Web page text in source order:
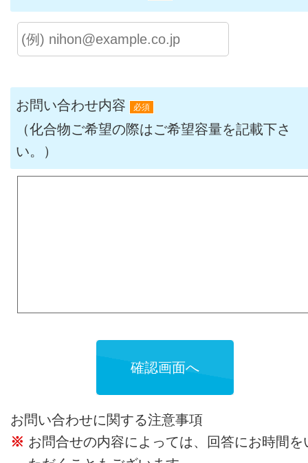
お問い合わせ内容 必須
（化合物ご希望の際はご希望容量を記載下さ
い。）
確認画面へ
お問い合わせに関する注意事項
お問合せの内容によっては、回答にお時間を